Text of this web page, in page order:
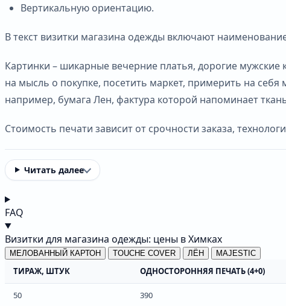
Вертикальную ориентацию.
В текст визитки магазина одежды включают
Картинки – шикарные вечерние платья, дорогие
на мысль о покупке, посетить маркет, примерить на
например, бумага Лен, фактура которой напоминает
Стоимость печати зависит от срочности заказа,
Читать далее
FAQ
Визитки для магазина одежды: цены в Химках
МЕЛОВАННЫЙ КАРТОН TOUCHE COVER ЛЁН MAJESTIC
ТИРАЖ, ШТУК ОДНОСТОРОННЯЯ ПЕЧАТЬ (4+0)
50 390